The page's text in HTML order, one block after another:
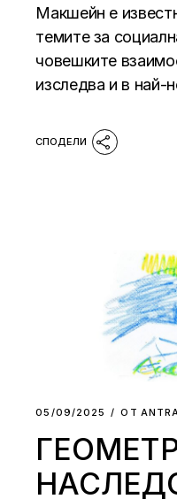
Макшейн е
темите за
човешките
изследва и в най-
05/09/2025 ОТ